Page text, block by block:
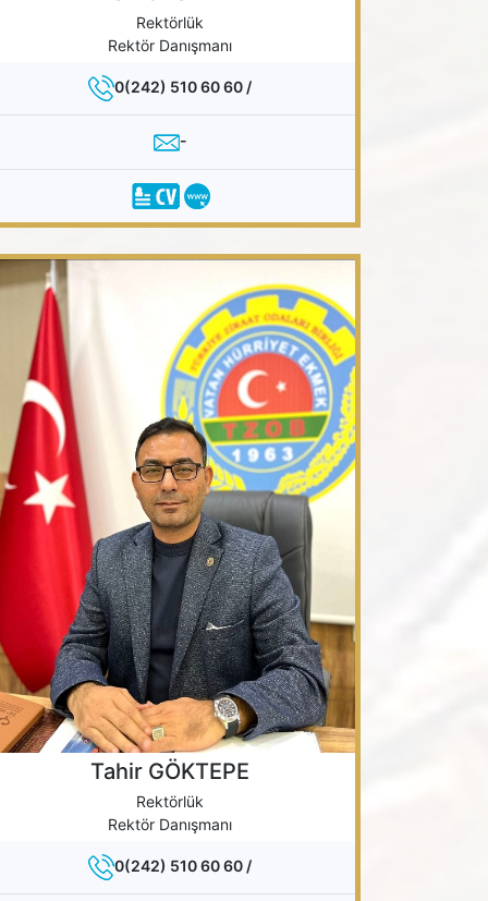
Rektörlük
Rektör Danışmanı
0(242) 510 60 60 /
-
Tahir GÖKTEPE
Rektörlük
Rektör Danışmanı
0(242) 510 60 60 /